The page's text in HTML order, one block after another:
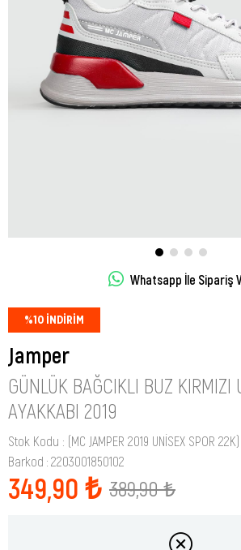
Whatsapp İle Sipariş
%10 İNDIRIM
Jamper
GÜNLÜK BAĞCIKLI BUZ KIRMIZI
AYAKKABI 2019
Stok Kodu
(MC JAMPER 2019 UNİSEX SPOR 22K)
Barkod : 2203001850102
389,90 ₺
349,90 ₺